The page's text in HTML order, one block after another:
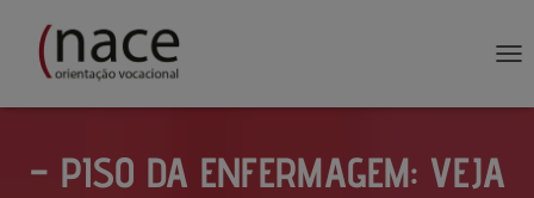
– PISO DA ENFERMAGEM: VEJA